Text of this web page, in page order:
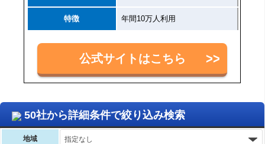
特徴 年間10万人利用
公式サイトはこちら
50社から詳細条件で絞り込み検索
地域